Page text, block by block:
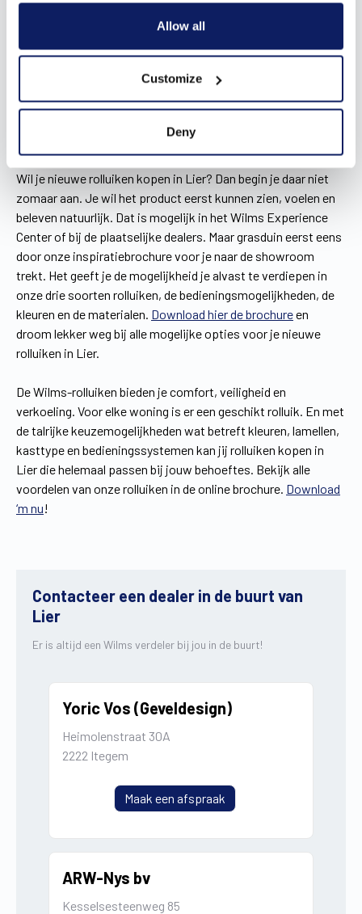
Allow all
Customize
Deny
een composiet profiel geplaatst, waarop een
bouwknoop vermeden. Bovendien bespaar jij energie,
doordat het systeem temperatuurverschillen efficiënt
opvangt.
Doe inspiratie op voor je rolluiken
Wil je nieuwe rolluiken kopen in Lier? Dan begin je daar niet
zomaar aan. Je wil het product eerst kunnen zien, voelen en
beleven natuurlijk. Dat is mogelijk in het Wilms Experience
Center of bij de plaatselijke dealers. Maar grasduin eerst eens
door onze inspiratiebrochure voor je naar de showroom
trekt. Het geeft je de mogelijkheid je alvast te verdiepen in
onze drie soorten rolluiken, de bedieningsmogelijkheden, de
kleuren en de materialen. Download hier de brochureen
droom lekker weg bij alle mogelijke opties voor je nieuwe
rolluiken in Lier.
De Wilms-rolluiken bieden je comfort, veiligheid en
verkoeling. Voor elke woning is er een geschikt rolluik. En met
de talrijke keuzemogelijkheden wat betreft kleuren, lamellen,
kasttype en bedieningssystemen kan jij rolluiken kopen in
Lier die helemaal passen bij jouw behoeftes. Bekijk alle
voordelen van onze rolluiken in de online brochure. Download
‘m nu!
Contacteer een dealer in de buurt van
Lier
Er is altijd een Wilms verdeler bij jou in de buurt!
Yoric Vos (Geveldesign)
Heimolenstraat 30A
2222 Itegem
Maak een afspraak
ARW-Nys bv
Kesselsesteenweg 85